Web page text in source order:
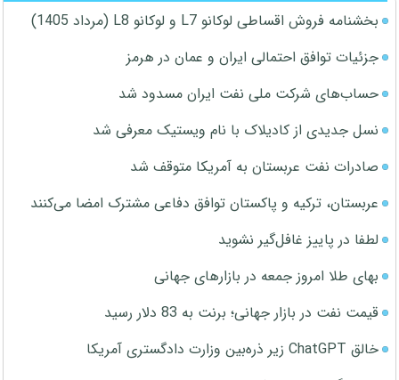
بخشنامه فروش اقساطی لوکانو L7 و لوکانو L8 (مرداد 1405)
جزئیات توافق احتمالی ایران و عمان در هرمز
حساب‌های شرکت ملی نفت ایران مسدود شد
نسل جدیدی از کادیلاک با نام ویستیک معرفی شد
صادرات نفت عربستان به آمریکا متوقف شد
عربستان، ترکیه و پاکستان توافق دفاعی مشترک امضا می‌کنند
لطفا در پاییز غافل‌گیر نشوید
بهای طلا امروز جمعه در بازارهای جهانی
قیمت نفت در بازار جهانی؛ برنت به 83 دلار رسید
خالق ChatGPT زیر ذره‌بین وزارت دادگستری آمریکا